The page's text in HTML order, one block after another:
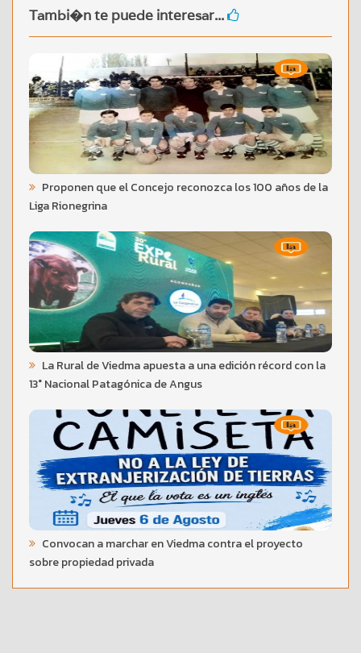
Tambi�n te puede interesar...
Proponen que el Concejo reconozca los 100 años de la
Liga Rionegrina
La Rural de Viedma apuesta a una edición récord con la
13° Nacional Patagónica de Angus
Convocan a marchar en Viedma contra el proyecto
sobre propiedad privada